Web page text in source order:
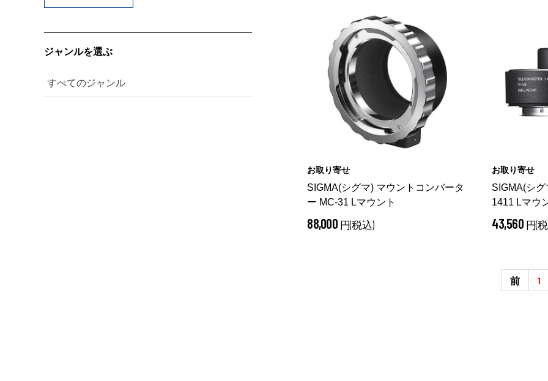
ジャンルを選ぶ
すべてのジャンル
お取り寄せ
SIGMA(シグマ) マウントコンバータ
ー MC-31 Lマウント
88,000 円(税込)
お取り寄せ
SIGMA(シ
1411 Lマウ
43,560 円(
前 1